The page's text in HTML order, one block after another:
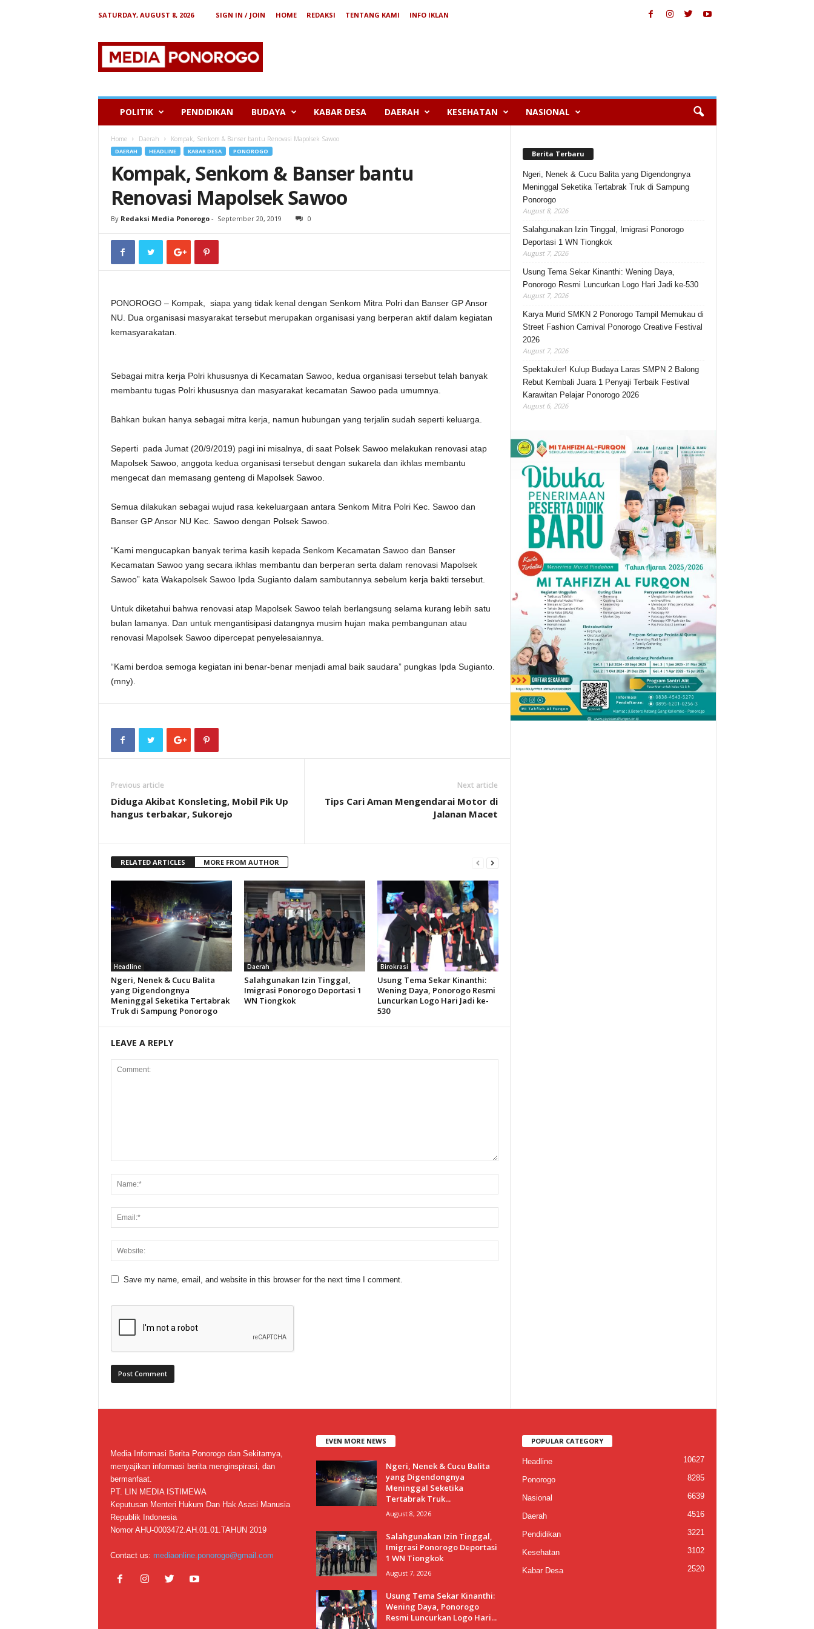
SATURDAY, AUGUST 8, 2026 SIGN IN / JOIN HOME REDAKSI TENTANG KAMI
INFO IKLAN
e
POLITIK PENDIDIKAN BUDAYA KABAR DESA DAERAH KESEHATAN NASIONAL
Home Daerah Kompak, Senkom & Banser bantu Renovasi Mapolsek Sawoo
DAERAH HEADLINE KABAR DESA PONOROGO
Kompak, Senkom & Banser bantu
Renovasi Mapolsek Sawoo
By Redaksi Media Ponorogo- September 20, 2019 0
PONOROGO – Kompak, siapa yang tidak kenal dengan Senkom Mitra Polri dan Banser GP Ansor
NU. Dua organisasi masyarakat tersebut merupakan organisasi yang berperan aktif dalam kegiatan
kemasyarakatan.
Sebagai mitra kerja Polri khususnya di Kecamatan Sawoo, kedua organisasi tersebut telah banyak
membantu tugas Polri khususnya dan masyarakat kecamatan Sawoo pada umumnya.
Bahkan bukan hanya sebagai mitra kerja, namun hubungan yang terjalin sudah seperti keluarga.
Seperti pada Jumat (20/9/2019) pagi ini misalnya, di saat Polsek Sawoo melakukan renovasi atap
Mapolsek Sawoo, anggota kedua organisasi tersebut dengan sukarela dan ikhlas membantu
mengecat dan memasang genteng di Mapolsek Sawoo.
Semua dilakukan sebagai wujud rasa kekeluargaan antara Senkom Mitra Polri Kec. Sawoo dan
Banser GP Ansor NU Kec. Sawoo dengan Polsek Sawoo.
“Kami mengucapkan banyak terima kasih kepada Senkom Kecamatan Sawoo dan Banser
Kecamatan Sawoo yang secara ikhlas membantu dan berperan serta dalam renovasi Mapolsek
Sawoo” kata Wakapolsek Sawoo Ipda Sugianto dalam sambutannya sebelum kerja bakti tersebut.
Untuk diketahui bahwa renovasi atap Mapolsek Sawoo telah berlangsung selama kurang lebih satu
bulan lamanya. Dan untuk mengantisipasi datangnya musim hujan maka pembangunan atau
renovasi Mapolsek Sawoo dipercepat penyelesaiannya.
“Kami berdoa semoga kegiatan ini benar-benar menjadi amal baik saudara” pungkas Ipda Sugianto.
(mny).
Previous article
Diduga Akibat Konsleting, Mobil Pik Up
hangus terbakar, Sukorejo
Next article
Tips Cari Aman Mengendarai Motor di
Jalanan Macet
RELATED ARTICLES MORE FROM AUTHOR
Headline
Ngeri, Nenek & Cucu Balita
yang Digendongnya
Meninggal Seketika Tertabrak
Truk di Sampung Ponorogo
Daerah
Salahgunakan Izin Tinggal,
Imigrasi Ponorogo Deportasi 1
WN Tiongkok
Birokrasi
Usung Tema Sekar Kinanthi:
Wening Daya, Ponorogo Resmi
Luncurkan Logo Hari Jadi ke-
530
LEAVE A REPLY
Save my name, email, and website in this browser for the next time I comment.
Berita Terbaru
Ngeri, Nenek & Cucu Balita yang Digendongnya
Meninggal Seketika Tertabrak Truk di Sampung
Ponorogo
August 8, 2026
Salahgunakan Izin Tinggal, Imigrasi Ponorogo
Deportasi 1 WN Tiongkok
August 7, 2026
Usung Tema Sekar Kinanthi: Wening Daya,
Ponorogo Resmi Luncurkan Logo Hari Jadi ke-530
August 7, 2026
Karya Murid SMKN 2 Ponorogo Tampil Memukau di
Street Fashion Carnival Ponorogo Creative Festival
2026
August 7, 2026
Spektakuler! Kulup Budaya Laras SMPN 2 Balong
Rebut Kembali Juara 1 Penyaji Terbaik Festival
Karawitan Pelajar Ponorogo 2026
August 6, 2026
Media Informasi Berita Ponorogo dan Sekitarnya,
menyajikan informasi berita menginspirasi, dan
bermanfaat.
PT. LIN MEDIA ISTIMEWA
Keputusan Menteri Hukum Dan Hak Asasi Manusia
Republik Indonesia
Nomor AHU-0003472.AH.01.01.TAHUN 2019
Contact us: mediaonline.ponorogo@gmail.com
EVEN MORE NEWS
Ngeri, Nenek & Cucu Balita
yang Digendongnya
Meninggal Seketika
Tertabrak Truk...
August 8, 2026
Salahgunakan Izin Tinggal,
Imigrasi Ponorogo Deportasi
1 WN Tiongkok
August 7, 2026
Usung Tema Sekar Kinanthi:
Wening Daya, Ponorogo
Resmi Luncurkan Logo Hari...
POPULAR CATEGORY
Headline 10627
Ponorogo 8285
Nasional 6639
Daerah 4516
Pendidikan 3221
Kesehatan 3102
Kabar Desa 2520